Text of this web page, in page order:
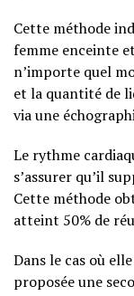
Cette méthode
femme enceinte
n’importe quel
et la quantité de
via une
Le rythme
s’assurer qu’il
Cette méthode
atteint 50% de
Dans le cas où
proposée une